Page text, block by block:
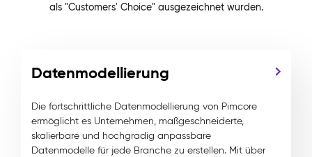
als "Customers' Choice" ausgezeichnet wurden.
Datenmodellierung
Die fortschrittliche Datenmodellierung von Pimcore
ermöglicht es Unternehmen, maßgeschneiderte,
skalierbare und hochgradig anpassbare
Datenmodelle für jede Branche zu erstellen. Mit über